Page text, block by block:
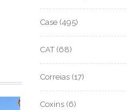
Case (495)
CAT (68)
Correias (17)
Coxins (6)